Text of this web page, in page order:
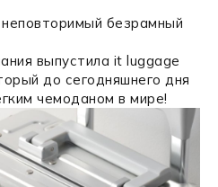
безрамный
выпустила it luggage
до сегодняшнего дня
чемоданом в мире!